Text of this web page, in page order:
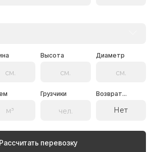
Высота Диаметр
Грузчики Возврат...
Нет
Рассчитать перевозку